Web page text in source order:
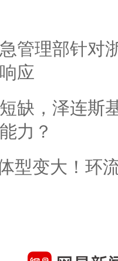
管理部针对
应
缺，泽连斯
力？
型变大！环